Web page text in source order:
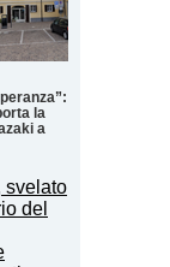
la
a